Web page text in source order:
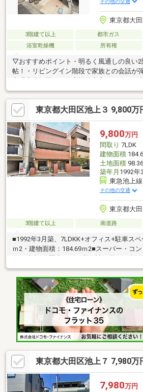
その他の交通
東京都大
3階建て以上 都市ガス
浴室乾燥機
所有権
▽おすすめポイント・明るく風通しの良い2
帖！・リビングイン階段で家族との会話が
品の保管にピッタリ！・玄関前 自転車・
セス＼平坦立地！／京浜東北線「大森」駅
上」駅 徒歩20分浅草線「西馬込」駅 徒歩23
駅 徒歩24分「スーモを見て」とお問い合わ
ズにご案内できます！資料請求・物件のお
811-151(通話無料)までお気軽にどうぞ。
東京都大田区池上３ 9,800万
9,800万円
間取り 7LDK
建物面積
土地面積
築年月 1992年
東急池上
その他の交通
東京都大
3階建て以上 南道路
■1992年3月築、7LDKK+オフィス+駐車ス
ｍ2・建物面積：184.69ｍ2■スーパー・コ
学校、公園は徒歩10分圏内にあり子育て環
付建物（古家有り：鉄骨造３階建）※パー
階面積66.43m2に含まれます。※借地料は所
ります。詳細は担当まで
東京都大田区池上７ 7,980万
7,980万円